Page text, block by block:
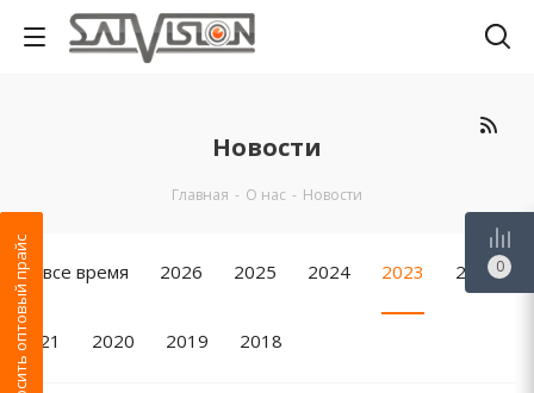
Новости
Главная - О нас - Новости
За все время 2026 2025 2024 2023 2022
2021 2020 2019 2018
Запросить оптовый прайс 0